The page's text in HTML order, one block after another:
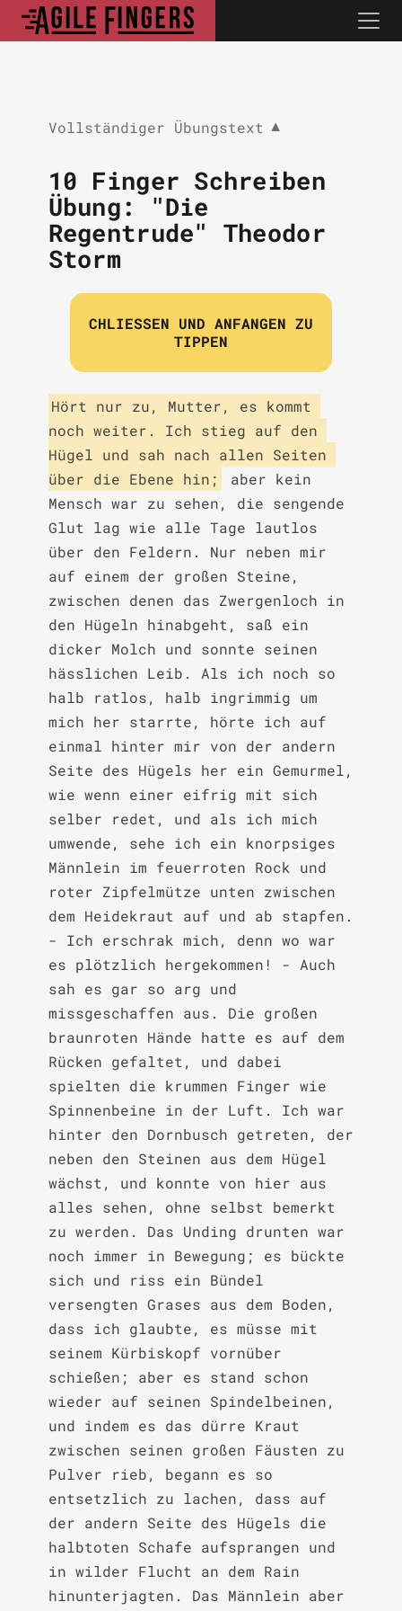
Vollständiger Übungstext ▼
10 Finger Schreiben
Übung: "Die
Regentrude" Theodor
Storm
CHLIESSEN UND ANFANGEN ZU T
IPPEN
Hört nur zu, Mutter, es kommt
noch weiter. Ich stieg auf den
Hügel und sah nach allen Seiten
über die Ebene hin;
aber kein
Mensch war zu sehen, die sengende
Glut lag wie alle Tage lautlos
über den Feldern. Nur neben mir
auf einem der großen Steine,
zwischen denen das Zwergenloch in
den Hügeln hinabgeht, saß ein
dicker Molch und sonnte seinen
hässlichen Leib. Als ich noch so
halb ratlos, halb ingrimmig um
mich her starrte, hörte ich auf
einmal hinter mir von der andern
Seite des Hügels her ein Gemurmel,
wie wenn einer eifrig mit sich
selber redet, und als ich mich
umwende, sehe ich ein knorpsiges
Männlein im feuerroten Rock und
roter Zipfelmütze unten zwischen
dem Heidekraut auf und ab stapfen.
- Ich erschrak mich, denn wo war
es plötzlich hergekommen! - Auch
sah es gar so arg und
missgeschaffen aus. Die großen
braunroten Hände hatte es auf dem
Rücken gefaltet, und dabei
spielten die krummen Finger wie
Spinnenbeine in der Luft. Ich war
hinter den Dornbusch getreten, der
neben den Steinen aus dem Hügel
wächst, und konnte von hier aus
alles sehen, ohne selbst bemerkt
zu werden. Das Unding drunten war
noch immer in Bewegung; es bückte
sich und riss ein Bündel
versengten Grases aus dem Boden,
dass ich glaubte, es müsse mit
seinem Kürbiskopf vornüber
schießen; aber es stand schon
wieder auf seinen Spindelbeinen,
und indem es das dürre Kraut
zwischen seinen großen Fäusten zu
Pulver rieb, begann es so
entsetzlich zu lachen, dass auf
der andern Seite des Hügels die
halbtoten Schafe aufsprangen und
in wilder Flucht an dem Rain
hinunterjagten. Das Männlein aber